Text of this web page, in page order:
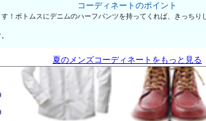
コーディネートのポイント
ボトムスにデニムのハーフパンツを持ってくれば、きっち
夏のメンズコーディネートをもっと見る